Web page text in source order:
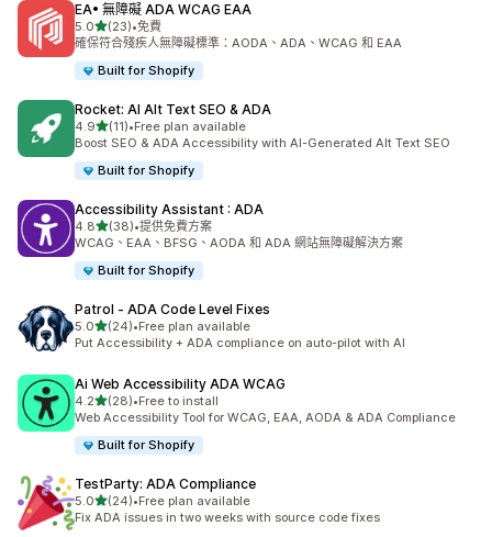
EA• 無障礙 ADA WCAG EAA
5.0滿分 5 顆星
(23)
共有 23 則評價
•免費
確保符合殘疾人無障礙標準：AODA、ADA、WCAG 和 EAA
Built for Shopify
Rocket: AI Alt Text SEO & ADA
4.9滿分 5 顆星
(11)
共有 11 則評價
•Free plan available
Boost SEO & ADA Accessibility with AI-Generated Alt Text SEO
Built for Shopify
Accessibility Assistant : ADA
4.8滿分 5 顆星
(38)
共有 38 則評價
•提供免費方案
WCAG、EAA、BFSG、AODA 和 ADA 網站無障礙解決方案
Built for Shopify
Patrol ‑ ADA Code Level Fixes
5.0滿分 5 顆星
(24)
共有 24 則評價
•Free plan available
Put Accessibility + ADA compliance on auto-pilot with AI
Ai Web Accessibility ADA WCAG
4.2滿分 5 顆星
(28)
共有 28 則評價
•Free to install
Web Accessibility Tool for WCAG, EAA, AODA & ADA Compliance
Built for Shopify
TestParty: ADA Compliance
5.0滿分 5 顆星
(24)
共有 24 則評價
•Free plan available
Fix ADA issues in two weeks with source code fixes